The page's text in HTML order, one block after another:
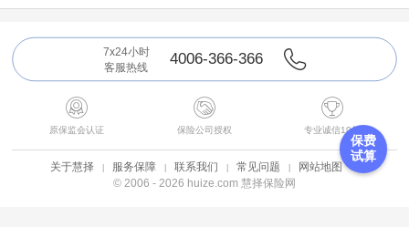
7x24小时
客服热线
4006-366-366

原保监会认证

保险公司授权

专业诚信19年
关于慧择 服务保障 联系我们 常见问题 网站地图
© 2006 - 2026 huize.com 慧择保险网
保费
试算